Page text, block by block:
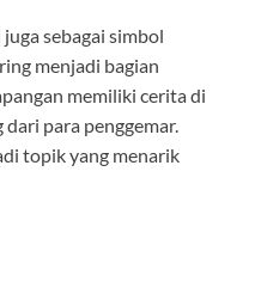
sebagai simbol
menjadi bagian
memiliki cerita di
para penggemar.
topik yang menarik